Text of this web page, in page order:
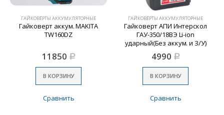
ГАЙКОВЁРТЫ АККУМУЛЯТОРНЫЕ
Гайковерт аккум. MAKITA
TW160DZ
11850 Р
В КОРЗИНУ
Сравнить
ГАЙКОВЁРТЫ АККУМУЛЯТОРНЫЕ
Гайковерт АПИ Интерскол
ГАУ-350/18ВЭ Li-ion
ударный(Без аккум. и З/У)
4990 Р
В КОРЗИНУ
Сравнить